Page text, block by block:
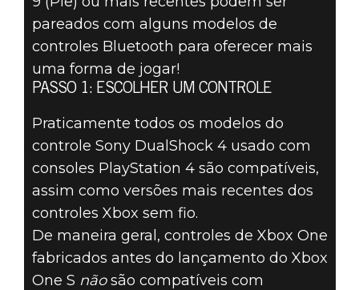
pareados com alguns modelos de
controles Bluetooth para oferecer mais
uma forma de jogar!
PASSO 1: ESCOLHER UM CONTROLE
Praticamente todos os modelos do
controle Sony DualShock 4 usado com
consoles PlayStation 4 são compatíveis,
assim como versões mais recentes dos
controles Xbox sem fio.
De maneira geral, controles de Xbox One
fabricados antes do lançamento do Xbox
One S nãosão compatíveis com